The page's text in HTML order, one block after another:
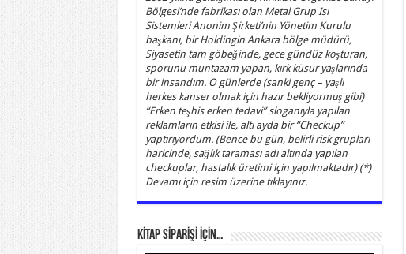
Bölgesi’nde fabrikası olan Metal Grup Isı
Sistemleri Anonim Şirketi’nin Yönetim Kurulu
başkanı, bir Holdingin Ankara bölge müdürü,
Siyasetin tam göbeğinde, gece gündüz koşturan,
sporunu muntazam yapan, kırk küsur yaşlarında
bir insandım. O günlerde (sanki genç – yaşlı
herkes kanser olmak için hazır bekliyormuş gibi)
“Erken teşhis erken tedavi” sloganıyla yapılan
reklamların etkisi ile, altı ayda bir “Checkup”
yaptırıyordum. (Bence bu gün, belirli risk grupları
haricinde, sağlık taraması adı altında yapılan
checkuplar, hastalık üretimi için yapılmaktadır) (*)
Devamı için resim üzerine tıklayınız.
KİTAP SİPARİŞİ İÇİN…